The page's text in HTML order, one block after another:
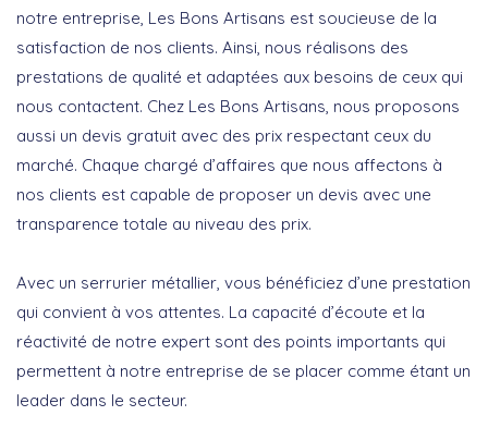
notre entreprise, Les Bons Artisans est soucieuse de la
satisfaction de nos clients. Ainsi, nous réalisons des
prestations de qualité et adaptées aux besoins de ceux qui
nous contactent. Chez Les Bons Artisans, nous proposons
aussi un devis gratuit avec des prix respectant ceux du
marché. Chaque chargé d’affaires que nous affectons à
nos clients est capable de proposer un devis avec une
transparence totale au niveau des prix.
Avec un serrurier métallier, vous bénéficiez d’une prestation
qui convient à vos attentes. La capacité d’écoute et la
réactivité de notre expert sont des points importants qui
permettent à notre entreprise de se placer comme étant un
leader dans le secteur.